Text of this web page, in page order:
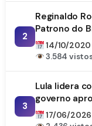
2
Reginaldo
Patrono do
14/10/2020
3.584
3
Lula lidera
governo
17/06/2026